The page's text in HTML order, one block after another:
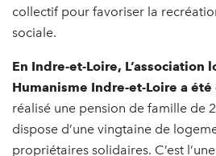
collectif pour favoriser la
sociale.
En Indre-et-Loire, L’association
Humanisme Indre-et-Loire a été
réalisé une pension de famille de
dispose d’une vingtaine de
propriétaires solidaires. C’est